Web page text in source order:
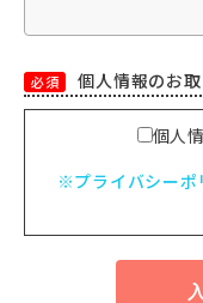
必須 個人情報のお
個人
※プライバシーポ